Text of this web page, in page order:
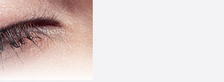
Pinsel Lippen
Pinsel Sets
Pinsel Reinigung
alle Pinsel
Schwämmchen